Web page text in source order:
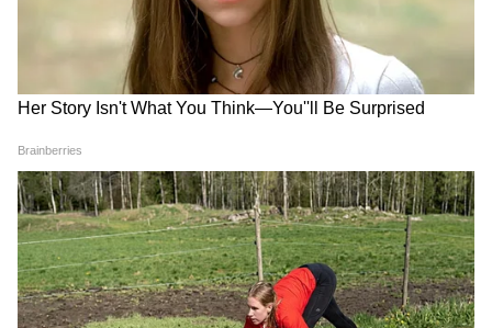
পদের জন্য বেতন এবং অন্যান্য সুবিধা ভিন্ন হবে।
কিভাবে আবেদন করবেন
https://www.rcfltd.com-এ যান। সেখানে
ক্যারিয়ার / রিক্রুটমেন্ট বিভাগটি খুলুন। নিয়োগ
বিজ্ঞপ্তিতে ক্লিক করুন। এখানে রেজিস্টার করার
পর, লগ ইন করুন। ফর্মটি পূরণ করুন এবং
প্রয়োজনীয় নথি আপলোড করুন। অবশেষে, ফি
প্রদান করুন এবং ফর্মটি জমা দিন।